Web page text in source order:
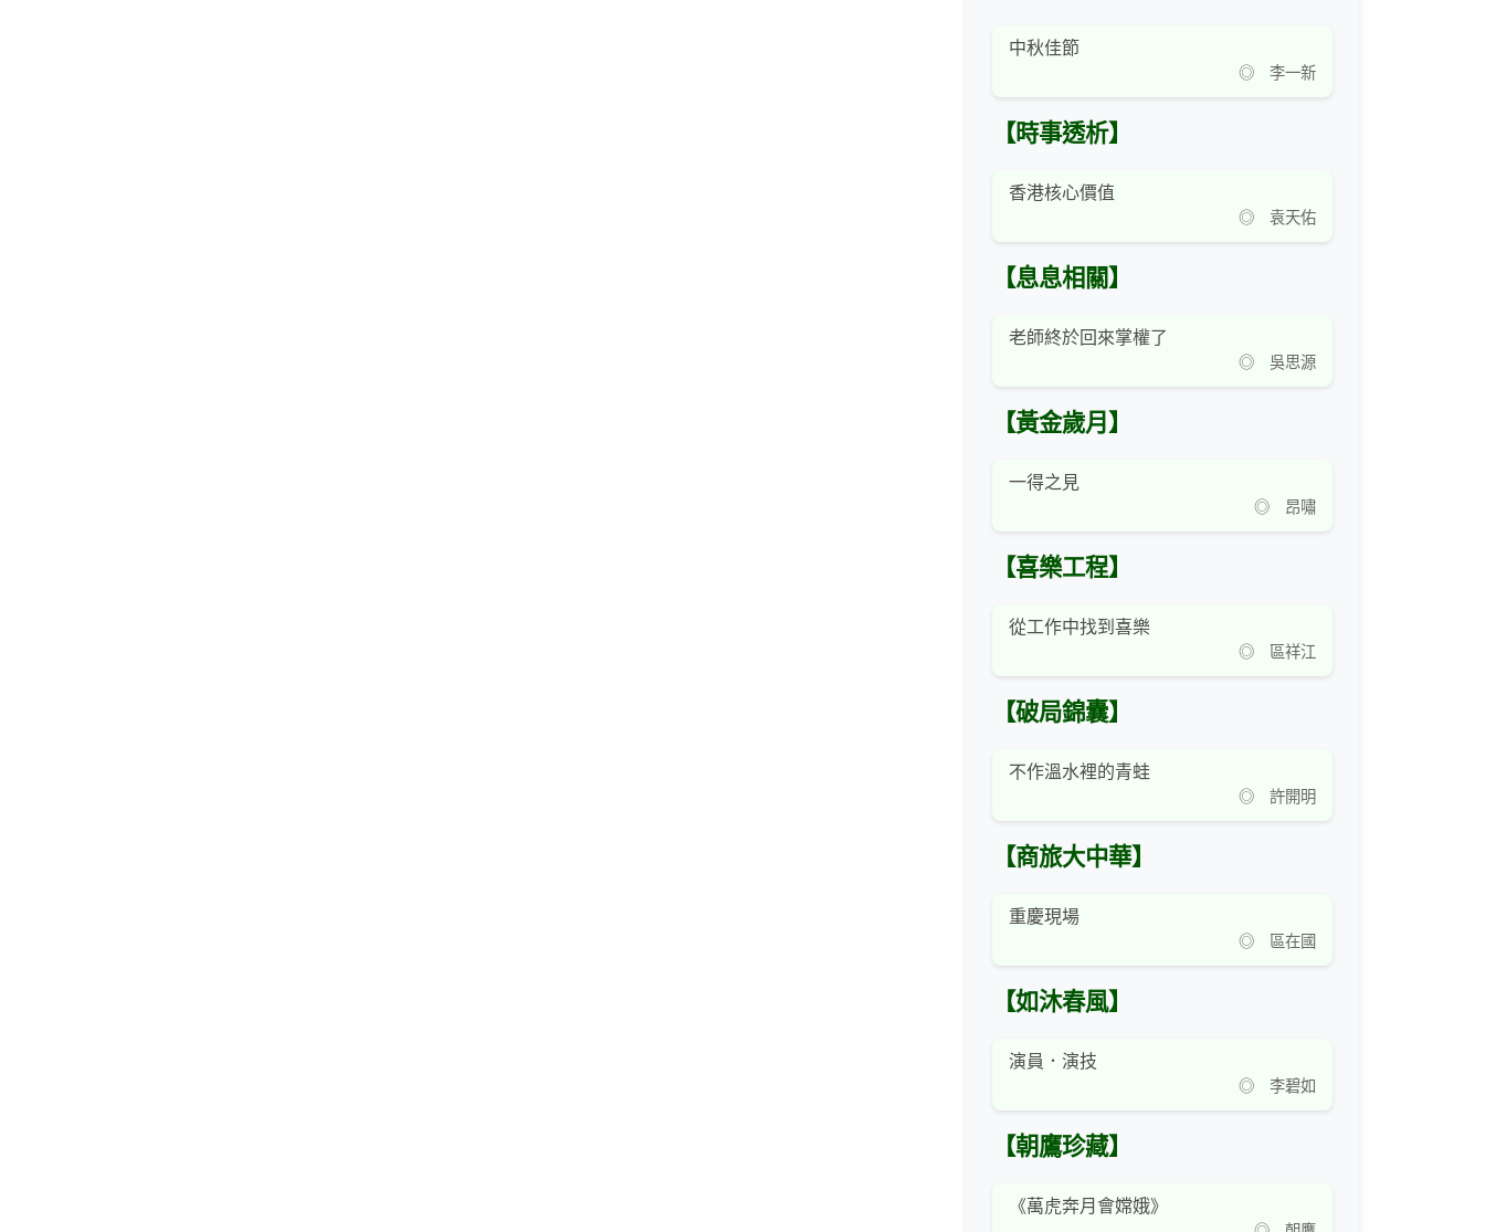
中秋佳節
◎ 李一新
【時事透析】
香港核心價值
◎ 袁天佑
【息息相關】
老師終於回來掌權了
◎ 吳思源
【黃金歲月】
一得之見
◎ 昂嘯
【喜樂工程】
從工作中找到喜樂
◎ 區祥江
【破局錦囊】
不作溫水裡的青蛙
◎ 許開明
【商旅大中華】
重慶現場
◎ 區在國
【如沐春風】
演員．演技
◎ 李碧如
【朝鷹珍藏】
《萬虎奔月會嫦娥》